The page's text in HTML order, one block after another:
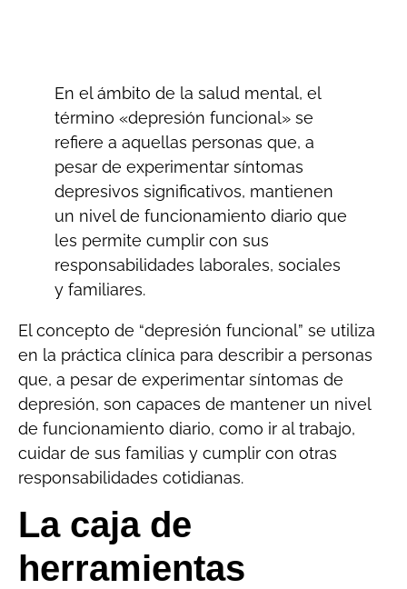
En el ámbito de la salud mental, el
término «depresión funcional» se
refiere a aquellas personas que, a
pesar de experimentar síntomas
depresivos significativos, mantienen
un nivel de funcionamiento diario que
les permite cumplir con sus
responsabilidades laborales, sociales
y familiares.
El concepto de “depresión funcional” se utiliza
en la práctica clínica para describir a personas
que, a pesar de experimentar síntomas de
depresión, son capaces de mantener un nivel
de funcionamiento diario, como ir al trabajo,
cuidar de sus familias y cumplir con otras
responsabilidades cotidianas.
La caja de
herramientas